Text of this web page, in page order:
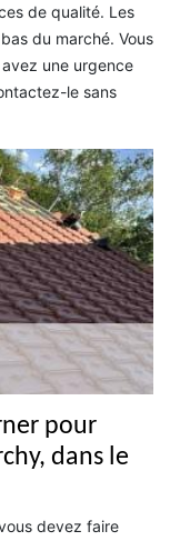
de qualité. Les
du marché. Vous
une urgence
le sans
pour
dans le
devez faire